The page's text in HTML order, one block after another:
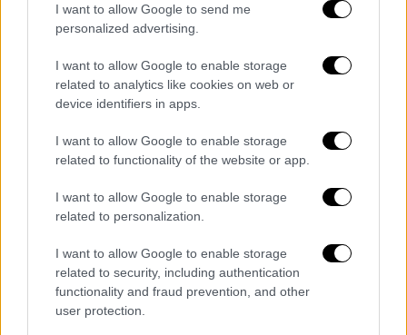
I want to allow Google to send me
personalized advertising.
I want to allow Google to enable storage
related to analytics like cookies on web or
device identifiers in apps.
I want to allow Google to enable storage
related to functionality of the website or app.
I want to allow Google to enable storage
related to personalization.
I want to allow Google to enable storage
related to security, including authentication
functionality and fraud prevention, and other
user protection.
Κόσμος|20.12.2025 22:26
Το νέο άνοιγμα Ζελένσκι στις ΗΠΑ για το
Ουκρανικό και οι αιχμές για την Ευρώπη
– Σκληρές διαπραγματεύσεις στο
Μαϊάμι
Με επιστροφή στον «παράγοντα Τραμπ» και